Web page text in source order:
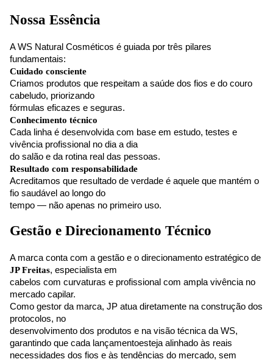
Nossa Essência
A WS Natural Cosméticos é guiada por três pilares
fundamentais:
Cuidado consciente
Criamos produtos que respeitam a saúde dos fios e do couro
cabeludo, priorizando
fórmulas eficazes e seguras.
Conhecimento técnico
Cada linha é desenvolvida com base em estudo, testes e
vivência profissional no dia a dia
do salão e da rotina real das pessoas.
Resultado com responsabilidade
Acreditamos que resultado de verdade é aquele que mantém o
fio saudável ao longo do
tempo — não apenas no primeiro uso.
Gestão e Direcionamento Técnico
A marca conta com a gestão e o direcionamento estratégico de
JP Freitas, especialista em
cabelos com curvaturas e profissional com ampla vivência no
mercado capilar.
Como gestor da marca, JP atua diretamente na construção dos
protocolos, no
desenvolvimento dos produtos e na visão técnica da WS,
garantindo que cada lançamentoesteja alinhado às reais
necessidades dos fios e às tendências do mercado, sem